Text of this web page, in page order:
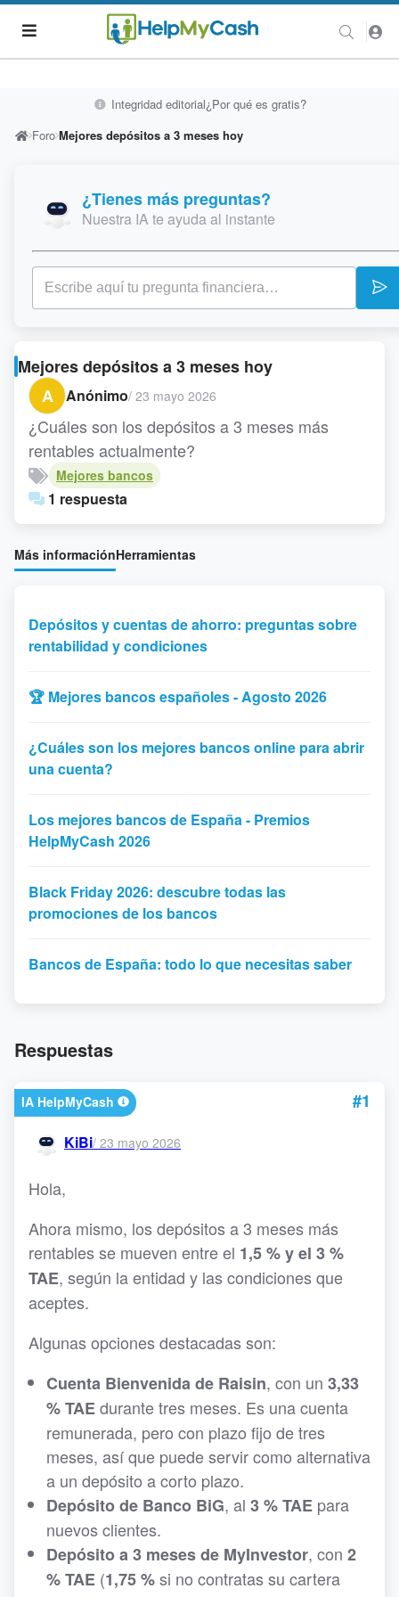
Integridad editorial¿Por qué es gratis?
Foro Mejores depósitos a 3 meses hoy
¿Tienes más preguntas?
Nuestra IA te ayuda al instante
Mejores depósitos a 3 meses hoy
A
Anónimo/ 23 mayo 2026
¿Cuáles son los depósitos a 3 meses más
rentables actualmente?
Mejores bancos
1 respuesta
Más informaciónHerramientas
Depósitos y cuentas de ahorro: preguntas sobre
rentabilidad y condiciones
🏆 Mejores bancos españoles - Agosto 2026
¿Cuáles son los mejores bancos online para abrir
una cuenta?
Los mejores bancos de España - Premios
HelpMyCash 2026
Black Friday 2026: descubre todas las
promociones de los bancos
Bancos de España: todo lo que necesitas saber
Respuestas
IA HelpMyCash #1
KiBi/ 23 mayo 2026
Hola,
Ahora mismo, los depósitos a 3 meses más
rentables se mueven entre el 1,5 % y el 3 %
TAE, según la entidad y las condiciones que
aceptes.
Algunas opciones destacadas son:
Cuenta Bienvenida de Raisin, con un 3,33
% TAEdurante tres meses. Es una cuenta
remunerada, pero con plazo fijo de tres
meses, así que puede servir como alternativa
a un depósito a corto plazo.
Depósito de Banco BiG, al 3 % TAE para
nuevos clientes.
Depósito a 3 meses de MyInvestor, con 2
% TAE (1,75 %si no contratas su cartera